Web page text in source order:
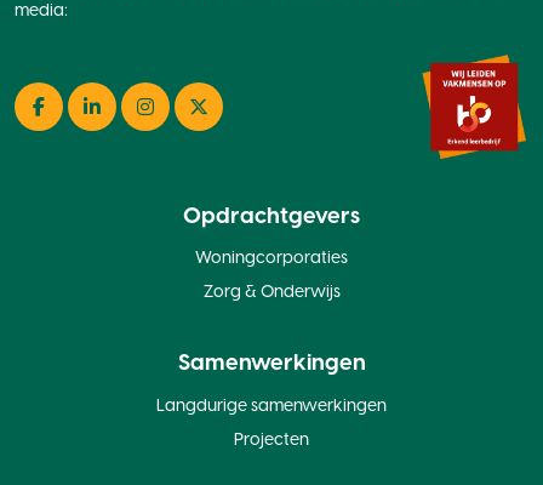
media:
Facebook
LinkedInInstagramTwitter
Opdrachtgevers
Woningcorporaties
Zorg & Onderwijs
Samenwerkingen
Langdurige samenwerkingen
Projecten